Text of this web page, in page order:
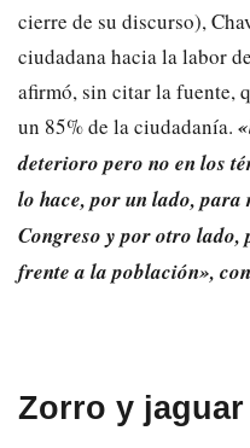
cierre de su discurso),
ciudadana hacia la labor
afirmó, sin citar la fuente,
un 85% de la ciudadanía.
deterioro pero no en los
lo hace, por un lado,
Congreso y por otro
frente a la población»,
Zorro y jaguar